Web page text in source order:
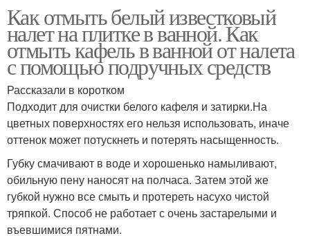
Как отмыть белый известковый
налет на плитке в ванной. Как
отмыть кафель в ванной от налета
с помощью подручных средств
Рассказали в коротком
Подходит для очистки белого кафеля и затирки.На
цветных поверхностях его нельзя использовать, иначе
оттенок может потускнеть и потерять насыщенность.
Губку смачивают в воде и хорошенько намыливают,
обильную пену наносят на полчаса. Затем этой же
губкой нужно все смыть и протереть насухо чистой
тряпкой. Способ не работает с очень застарелыми и
въевшимися пятнами.